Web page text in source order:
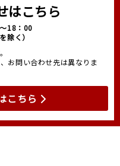
はこちら
18：00
除く）
お問い合わせ先は異なりま
こちら